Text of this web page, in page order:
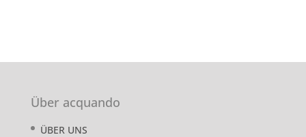
Über acquando
ÜBER UNS